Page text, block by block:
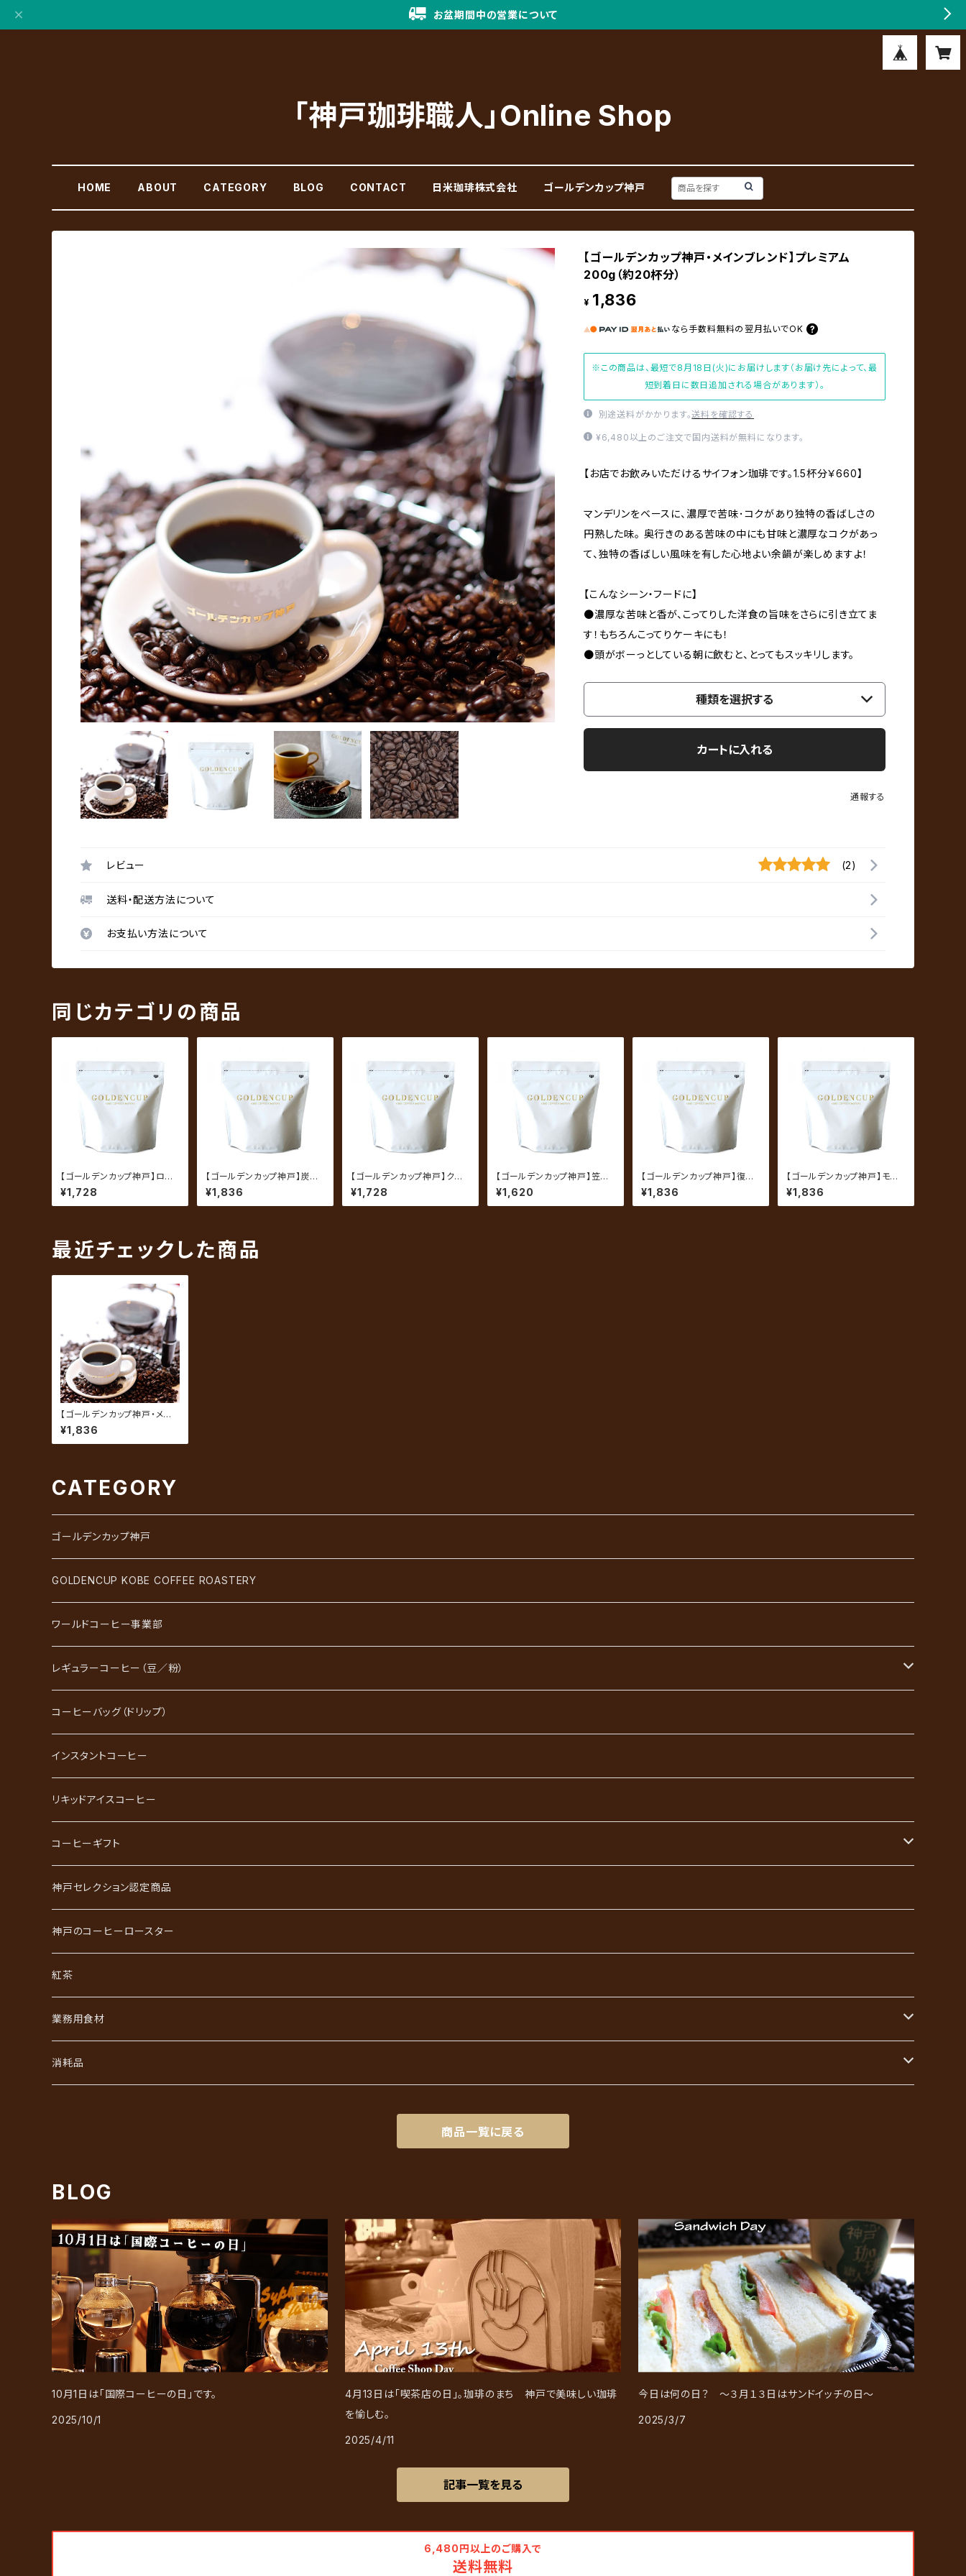
お盆期間中の営業について
「神戸珈琲職人」Online Shop
HOME ABOUT CATEGORY BLOG CONTACT 日米珈琲株式会社 ゴールデンカップ神戸
【ゴールデンカップ神戸・メインブレンド】プレミアム
200g（約20杯分）
¥ 1,836
なら 手数料無料の 翌月払いでOK
※この商品は、最短で8月18日(火)にお届けします（お届け先によって、最
短到着日に数日追加される場合があります）。
別途送料がかかります。送料を確認する
¥6,480以上のご注文で国内送料が無料になります。
【お店でお飲みいただけるサイフォン珈琲です。1.5杯分￥660】
マンデリンをベースに、濃厚で苦味･コクがあり独特の香ばしさの
円熟した味。 奥行きのある苦味の中にも甘味と濃厚なコクがあっ
て、独特の香ばしい風味を有した心地よい余韻が楽しめますよ！
【こんなシーン・フードに】
●濃厚な苦味と香が、こってりした洋食の旨味をさらに引き立てま
す！もちろんこってりケーキにも！
●頭がボーっとしている朝に飲むと、とってもスッキリします。
種類を選択する
カートに入れる
通報する
レビュー (2)
送料・配送方法について
お支払い方法について
同じカテゴリの商品
【ゴールデンカップ神戸】ロイ
ヤルブレンド 200g（約20杯
分）
¥1,728
【ゴールデンカップ神戸】炭づ
くり（炭焼珈琲） 200g（約2
0杯分）
¥1,836
【ゴールデンカップ神戸】クラ
シックビターブレンド 200g
（約20杯分）
¥1,728
【ゴールデンカップ神戸】笠森
ブレンド 200g（約20杯分）
¥1,620
【ゴールデンカップ神戸】復刻
ブレンド 200g（約20杯分）
¥1,836
【ゴールデンカップ神戸】モ
カ 200g（約20杯分）
¥1,836
最近チェックした商品
【ゴールデンカップ神戸・メイ
ンブレンド】プレミアム 200
g（約20杯分）
¥1,836
CATEGORY
ゴールデンカップ神戸
GOLDENCUP KOBE COFFEE ROASTERY
ワールドコーヒー事業部
レギュラーコーヒー（豆／粉）
ブレンドコーヒー
ストレートコーヒー
スペシャルティコーヒー
ごーるど四季限定珈琲
かれんだー珈琲
神戸珈琲散策
ジュエリーコーヒーシリーズ
あなただけのブレンド
初回限定お試しセット
コーヒーバッグ（ドリップ）
インスタントコーヒー
リキッドアイスコーヒー
コーヒーギフト
神戸珈琲職人ギフト
神戸珈琲散策ギフト
ワールドコーヒーギフト
コーヒーバッグ（ドリップ）ギフト
インスタントコーヒーギフト
神戸セレクション認定商品
神戸のコーヒーロースター
紅茶
業務用食材
フレッシュ・シュガー・ガムシロ
消耗品
商品一覧に戻る
BLOG
10月1日は「国際コーヒーの日」です。
2025/10/1
4月13日は「喫茶店の日」。珈琲のまち 神戸で美味しい珈琲
を愉しむ。
2025/4/11
今日は何の日？ ～３月１３日はサンドイッチの日～
2025/3/7
記事一覧を見る
6,480円以上のご購入で
送料無料